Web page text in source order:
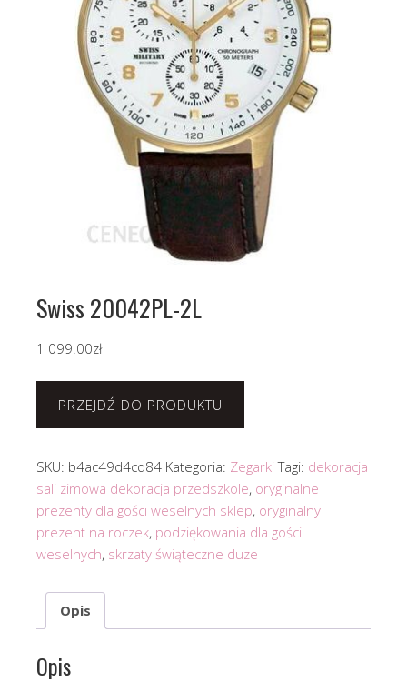
Swiss 20042PL-2L
1 099.00zł
PRZEJDŹ DO PRODUKTU
SKU: b4ac49d4cd84 Kategoria: Zegarki Tagi: dekoracja
sali zimowa dekoracja przedszkole, oryginalne
prezenty dla gości weselnych sklep, oryginalny
prezent na roczek, podziękowania dla gości
weselnych, skrzaty świąteczne duze
Opis
Opis